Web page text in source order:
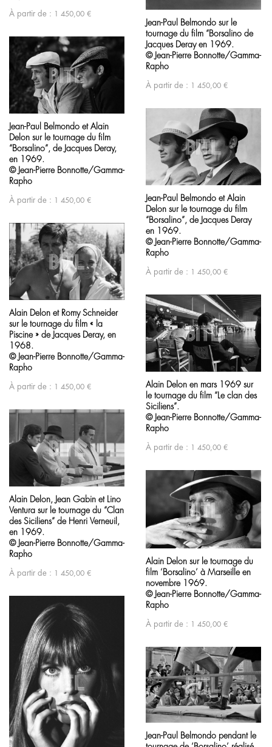
À partir de : 1 450,00 €
Jean-Paul Belmondo sur le
tournage du film “Borsalino de
Jacques Deray en 1969.
© Jean-Pierre Bonnotte/Gamma-
Rapho
À partir de : 1 450,00 €
Jean-Paul Belmondo et Alain
Delon sur le tournage du film
“Borsalino”, de Jacques Deray,
en 1969.
© Jean-Pierre Bonnotte/Gamma-
Rapho
À partir de : 1 450,00 €
Jean-Paul Belmondo et Alain
Delon sur le tournage du film
“Borsalino”, de Jacques Deray
en 1969.
© Jean-Pierre Bonnotte/Gamma-
Rapho
À partir de : 1 450,00 €
Alain Delon et Romy Schneider
sur le tournage du film « la
Piscine » de Jacques Deray, en
1968.
© Jean-Pierre Bonnotte/Gamma-
Rapho
À partir de : 1 450,00 €
Alain Delon en mars 1969 sur
le tournage du film “Le clan des
Siciliens”.
© Jean-Pierre Bonnotte/Gamma-
Rapho
À partir de : 1 450,00 €
Alain Delon, Jean Gabin et Lino
Ventura sur le tournage du “Clan
des Siciliens” de Henri Verneuil,
en 1969.
© Jean-Pierre Bonnotte/Gamma-
Rapho
À partir de : 1 450,00 €
Alain Delon sur le tournage du
film ‘Borsalino’ à Marseille en
novembre 1969.
© Jean-Pierre Bonnotte/Gamma-
Rapho
À partir de : 1 450,00 €
Jean-Paul Belmondo pendant le